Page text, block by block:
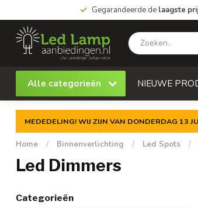
Gegarandeerde de laagste
Alle categorieën NIEUWE
MEDEDELING! WIJ ZIJN VAN DONDERDAG 13
Home / Binnenverlichting / Led Spots /
Led Dimmers
Categorieën